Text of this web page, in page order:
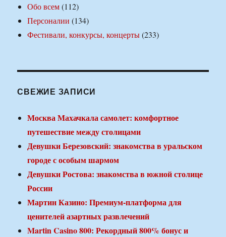
Обо всем(112)
Персоналии (134)
Фестивали, конкурсы, концерты(233)
СВЕЖИЕ ЗАПИСИ
Москва Махачкала самолет: комфортное
путешествие между столицами
Девушки Березовский: знакомства в уральском
городе с особым шармом
Девушки Ростова: знакомства в южной столице
России
Мартин Казино: Премиум-платформа для
ценителей азартных развлечений
Martin Casino 800: Рекордный 800% бонус и